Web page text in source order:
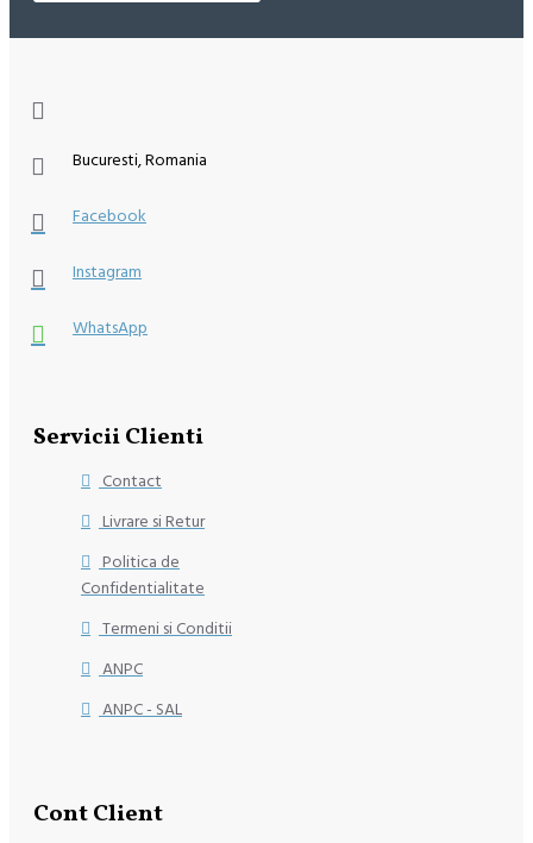
Bucuresti, Romania
Facebook
Instagram
WhatsApp
Servicii Clienti
Contact
Livrare si Retur
Politica de
Confidentialitate
Termeni si Conditii
ANPC
ANPC - SAL
Cont Client